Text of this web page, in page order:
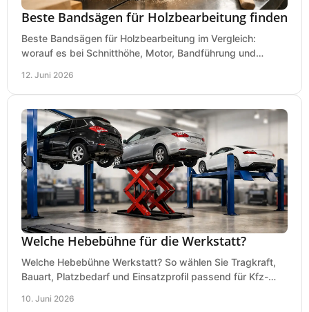
Beste Bandsägen für Holzbearbeitung finden
Beste Bandsägen für Holzbearbeitung im Vergleich:
worauf es bei Schnitthöhe, Motor, Bandführung und
12. Juni 2026
Welche Hebebühne für die Werkstatt?
Welche Hebebühne Werkstatt? So wählen Sie Tragkraft,
Bauart, Platzbedarf und Einsatzprofil passend für Kfz-
10. Juni 2026